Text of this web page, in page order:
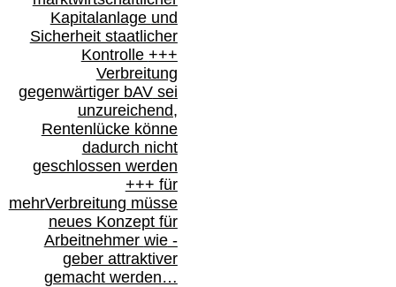
Kapitalanlage und
Sicherheit staatlicher
Kontrolle +++
Verbreitung
gegenwärtiger bAVsei
unzureichend,
Rentenlücke könne
dadurch nicht
geschlossen werden
+++ für
mehrVerbreitung müsse
neues Konzept für
Arbeitnehmer wie-
geber attraktiver
gemacht werden…